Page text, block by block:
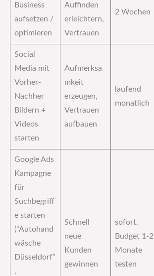
Business
aufsetzen /
optimieren
Auffinden
erleichtern,
Vertrauen
2 Wochen
Social
Media mit
Vorher-
Nachher
Bildern +
Videos
starten
Aufmerksa
mkeit
erzeugen,
Vertrauen
aufbauen
laufend
monatlich
Google Ads
Kampagne
für
Suchbegriff
e starten
(“Autohand
wäsche
Düsseldorf”
,
Schnell
neue
Kunden
gewinnen
sofort,
Budget 1-2
Monate
testen